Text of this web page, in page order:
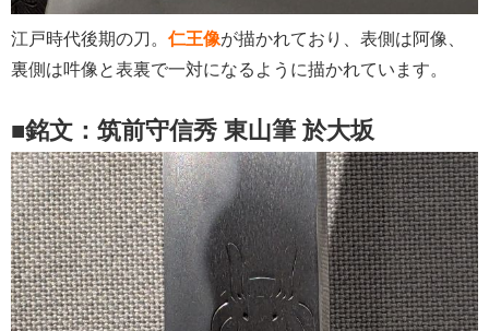
江戸時代後期の刀。 仁王像が描かれており、表側は阿像、
裏側は吽像と表裏で一対になるように描かれています。
■銘文：筑前守信秀 東山筆 於大坂